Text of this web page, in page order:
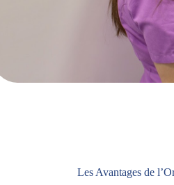
Les Avantages de